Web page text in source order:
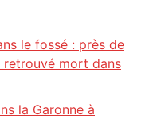
le fossé : près de
retrouvé mort dans
la Garonne à